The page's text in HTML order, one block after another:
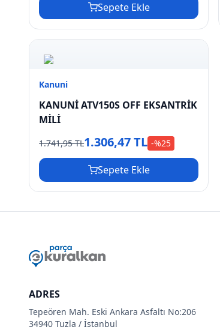
Sepete Ekle
Kanuni
KANUNİ ATV150S OFF EKSANTRİK
MİLİ
1.741,95 TL1.306,47 TL -%25
Sepete Ekle
ADRES
Tepeören Mah. Eski Ankara Asfaltı No:206
34940 Tuzla / İstanbul